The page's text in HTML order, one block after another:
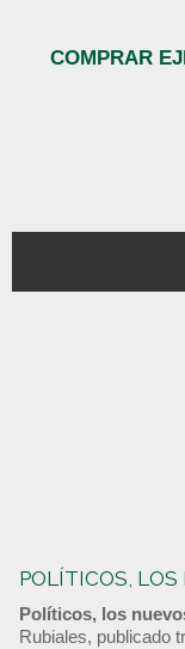
COMPRAR
POLÍTICOS,
Políticos, los
Rubiales, publicado